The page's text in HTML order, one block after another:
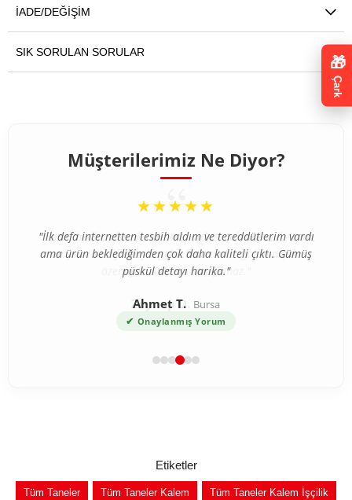
İADE/DEĞIŞIM
SIK SORULAN SORULAR
Müşterilerimiz Ne Diyor?
“
★★★★★
"İlk defa internetten tesbih aldım ve tereddütlerim vardı
ama ürün beklediğimden çok daha kaliteli çıktı. Gümüş
püskül detayı harika."
Ahmet T. Bursa
✔ Onaylanmış Yorum
Etiketler
Tüm Taneler Tüm Taneler Kalem Tüm Taneler Kalem İşçilik
🎁
Çark